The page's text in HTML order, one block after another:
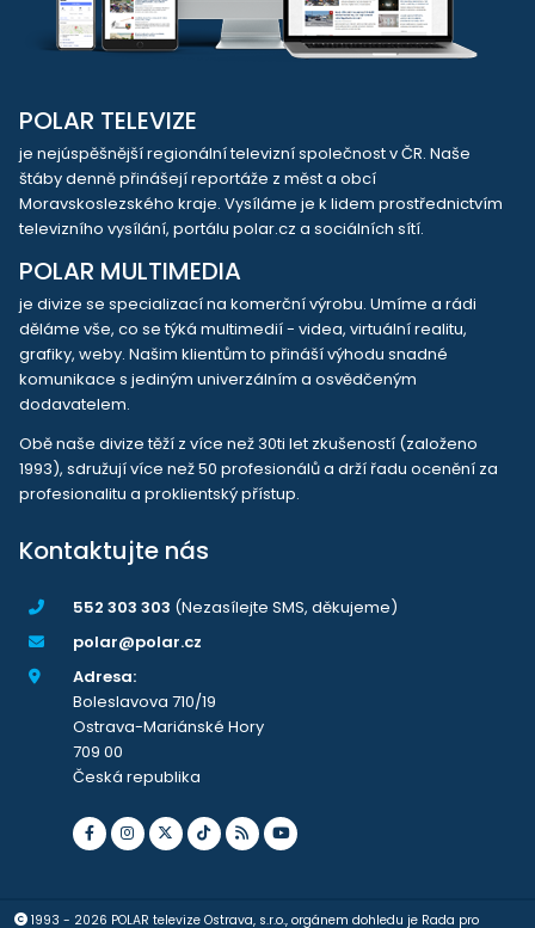
POLAR TELEVIZE
je nejúspěšnější regionální televizní společnost v ČR. Naše
štáby denně přinášejí reportáže z měst a obcí
Moravskoslezského kraje. Vysíláme je k lidem prostřednictvím
televizního vysílání, portálu polar.cz a sociálních sítí.
POLAR MULTIMEDIA
je divize se specializací na komerční výrobu. Umíme a rádi
děláme vše, co se týká multimedií - videa, virtuální realitu,
grafiky, weby. Našim klientům to přináší výhodu snadné
komunikace s jediným univerzálním a osvědčeným
dodavatelem.
Obě naše divize těží z více než 30ti let zkušeností (založeno
1993), sdružují více než 50 profesionálů a drží řadu ocenění za
profesionalitu a proklientský přístup.
Kontaktujte nás
552 303 303 (Nezasílejte SMS, děkujeme)
polar@polar.cz
Adresa:
Boleslavova 710/19
Ostrava-Mariánské Hory
709 00
Česká republika
1993 - 2026 POLAR televize Ostrava, s.r.o., orgánem dohledu je Rada pro